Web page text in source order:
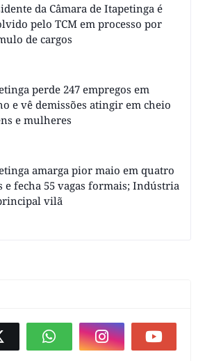
da Câmara de Itapetinga é
pelo TCM em processo por
de cargos
perde 247 empregos em
e vê demissões atingir em cheio
e mulheres
amarga pior maio em quatro
e fecha 55 vagas formais; Indústria
vilã